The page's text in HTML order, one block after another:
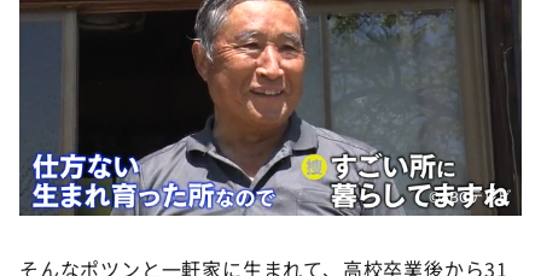
©️ABCテレビ
そんなポツンと一軒家に生まれて、高校卒業後から31